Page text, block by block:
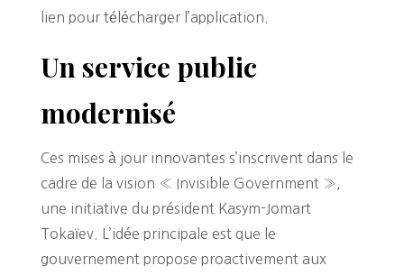
lien pour télécharger l’application.
Un service public
modernisé
Ces mises à jour innovantes s’inscrivent dans le
cadre de la vision « Invisible Government »,
une initiative du président Kasym-Jomart
Tokaïev. L’idée principale est que le
gouvernement propose proactivement aux